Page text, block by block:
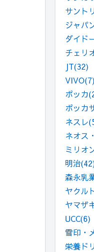
サント
ジャパ
ダイド
チェリ
JT(32)
VIVO(7)
ポッカ
ポッカ
ネスレ
ネオス
ミリオ
明治
森永乳
ヤクル
ヤマザ
UCC(6)
雪印・
栄養ド